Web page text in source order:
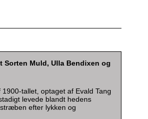
Sorten Muld, Ulla Bendixen og
tallet, optaget af Evald Tang
levede blandt hedens
efter lykken og